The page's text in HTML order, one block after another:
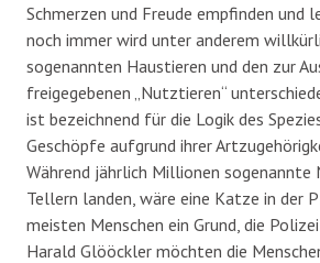
Schmerzen und Freude empfinden und
noch immer wird unter anderem
sogenannten Haustieren und den zur
freigegebenen „Nutztieren“
ist bezeichnend für die Logik des
Geschöpfe aufgrund ihrer
Während jährlich Millionen
Tellern landen, wäre eine Katze in der
meisten Menschen ein Grund, die
Harald Glööckler möchten die